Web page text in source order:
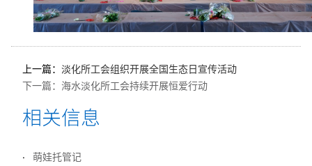
上一篇： 淡化所工会组织开展全国生态日宣传活动
下一篇： 海水淡化所工会持续开展恒爱行动
萌娃托管记